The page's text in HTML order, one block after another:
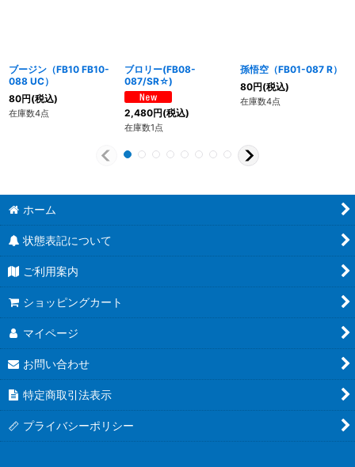
ブージン（FB10 FB10-
088 UC）
80円(税込)
在庫数4点
ブロリー(FB08-
087/SR☆)
2,480円(税込)
在庫数1点
孫悟空（FB01-087 R）
80円(税込)
在庫数4点
ホーム
状態表記について
ご利用案内
ショッピングカート
マイページ
お問い合わせ
特定商取引法表示
プライバシーポリシー